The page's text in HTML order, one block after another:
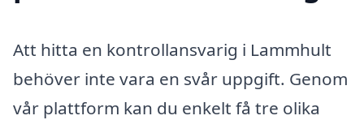
Att hitta en kontrollansvarig i Lammhult
behöver inte vara en svår uppgift. Genom
vår plattform kan du enkelt få tre olika